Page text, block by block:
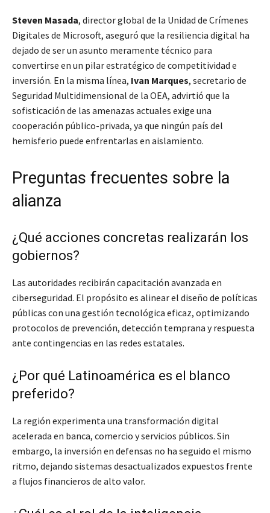
Steven Masada, director global de la Unidad de Crímenes
Digitales de Microsoft, aseguró que la resiliencia digital ha
dejado de ser un asunto meramente técnico para
convertirse en un pilar estratégico de competitividad e
inversión. En la misma línea, Ivan Marques, secretario de
Seguridad Multidimensional de la OEA, advirtió que la
sofisticación de las amenazas actuales exige una
cooperación público-privada, ya que ningún país del
hemisferio puede enfrentarlas en aislamiento.
Preguntas frecuentes sobre la
alianza
¿Qué acciones concretas realizarán los
gobiernos?
Las autoridades recibirán capacitación avanzada en
ciberseguridad. El propósito es alinear el diseño de políticas
públicas con una gestión tecnológica eficaz, optimizando
protocolos de prevención, detección temprana y respuesta
ante contingencias en las redes estatales.
¿Por qué Latinoamérica es el blanco
preferido?
La región experimenta una transformación digital
acelerada en banca, comercio y servicios públicos. Sin
embargo, la inversión en defensas no ha seguido el mismo
ritmo, dejando sistemas desactualizados expuestos frente
a flujos financieros de alto valor.